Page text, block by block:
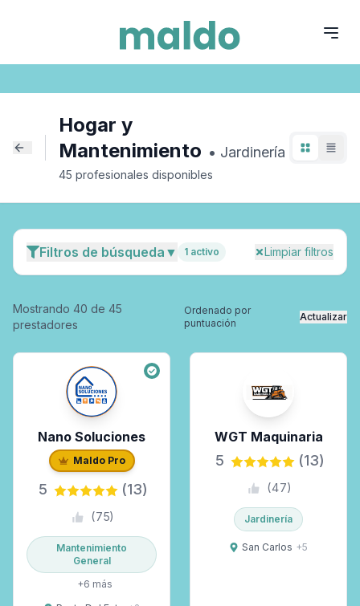
jardinería
Hogar y
Mantenimiento • Jardinería
45 profesionales disponibles
Filtros de búsqueda ▼ 1 activo Limpiar filtros
Especialidad
Zonas de trabajo
Selecciona las zonas...
Solo Maldo Premium
Mostrando 40 de 45
prestadores
Ordenado por
puntuación
Actualizar
Nano Soluciones
Maldo Pro
5 (13)
(75)
Mantenimiento
General
+6 más
WGT Maquinaria
5 (13)
(47)
Jardinería
San Carlos +5